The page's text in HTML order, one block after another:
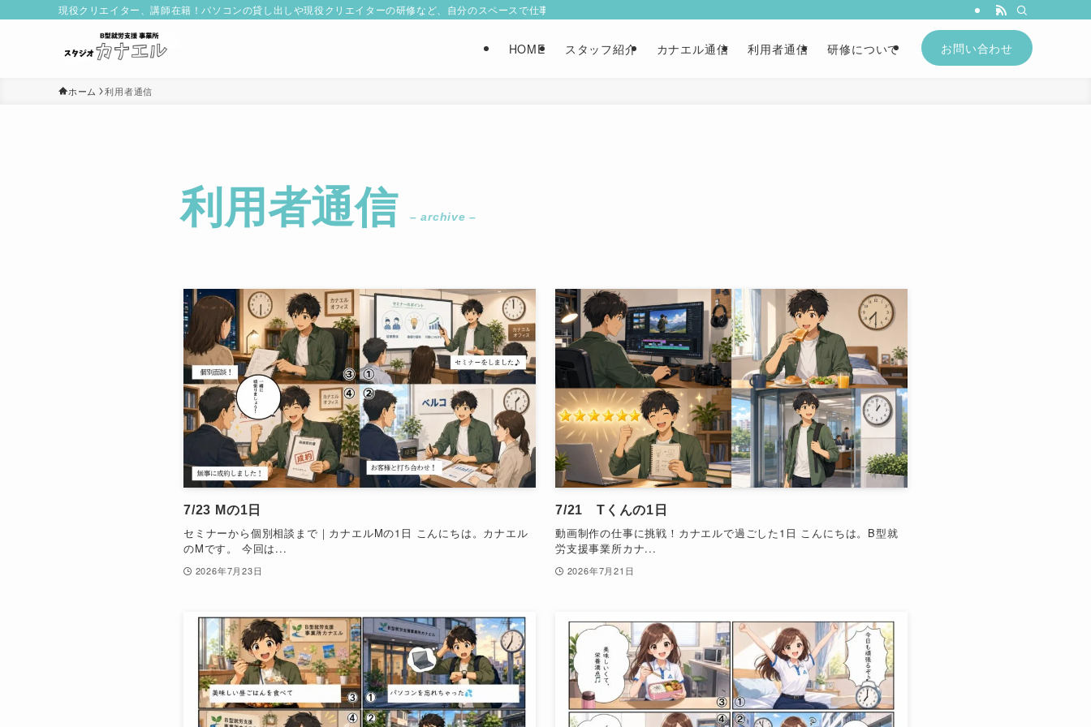
現役クリエイター、講師在籍！パソコンの貸し出しや現役クリエイターの研修など、自分のスペースで仕事ができる！札幌市中央区円山の就労継続支援B型事業所カナエル
HOME スタッフ紹介 カナエル通信 利用者通信 研修について お問い合わせ
ホーム 利用者通信
利用者通信 – archive –
7/23 Mの1日
セミナーから個別相談まで｜カナエルMの1日 こんにちは。カナエル
のMです。 今回は...
2026年7月23日
7/21 Tくんの1日
動画制作の仕事に挑戦！カナエルで過ごした1日 こんにちは。B型就
労支援事業所カナ...
2026年7月21日